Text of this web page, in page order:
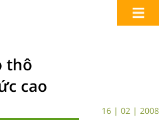
thô
cao
16 | 02 | 2008